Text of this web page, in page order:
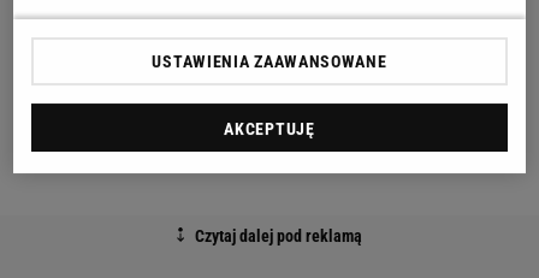
przez długie miesiące był łączony przez media z
odejściem z Barcelony w lecie, za Xaviego
wielokrotnie zawodził, a obecnie naprawdę urósł do
rangi gwiazdy i jednego z najważniejszych
USTAWIENIA ZAAWANSOWANE
AKCEPTUJĘ